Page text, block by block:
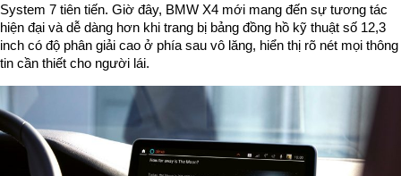
System 7 tiên tiến. Giờ đây, BMW X4 mới mang đến sự tương tác
hiện đại và dễ dàng hơn khi trang bị bảng đồng hồ kỹ thuật số 12,3
inch có độ phân giải cao ở phía sau vô lăng, hiển thị rõ nét mọi thông
tin cần thiết cho người lái.